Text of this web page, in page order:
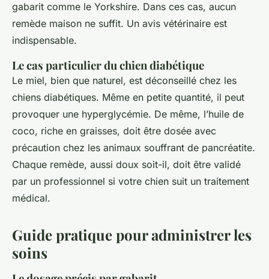
gabarit comme le Yorkshire. Dans ces cas, aucun
remède maison ne suffit. Un avis vétérinaire est
indispensable.
Le cas particulier du chien diabétique
Le miel, bien que naturel, est déconseillé chez les
chiens diabétiques. Même en petite quantité, il peut
provoquer une hyperglycémie. De même, l’huile de
coco, riche en graisses, doit être dosée avec
précaution chez les animaux souffrant de pancréatite.
Chaque remède, aussi doux soit-il, doit être validé
par un professionnel si votre chien suit un traitement
médical.
Guide pratique pour administrer les
soins